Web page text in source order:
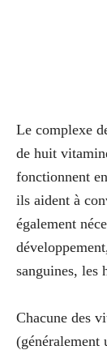
Le complexe
de huit
fonctionnent
ils aident à
également
sanguines, les
Chacune des
(généralement